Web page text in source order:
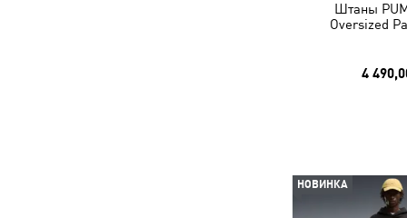
Штаны
Oversized
4
НОВИНКА